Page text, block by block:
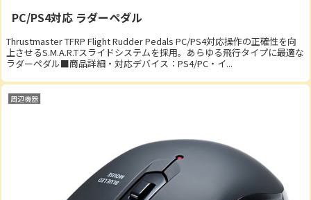
PC/PS4対応 ラダーペダル
Thrustmaster TFRP Flight Rudder Pedals PC/PS4対応操作の正確性を向
上させるS.M.A.R.Tスライドシステムを採用。あらゆる飛行タイプに最適な
ラダーペダル■商品詳細・対応デバイス：PS4/PC・イ...
周辺機器